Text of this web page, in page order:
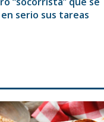
serio sus tareas